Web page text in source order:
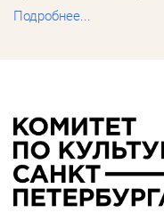
Подробнее...